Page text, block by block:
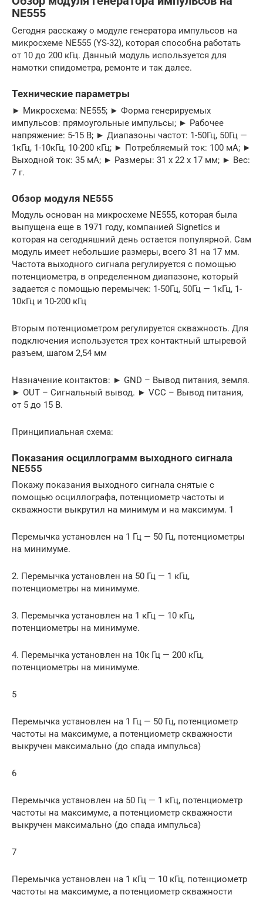
NE555
Сегодня расскажу о модуле генератора импульсов на
микросхеме NE555 (YS-32), которая способна работать
от 10 до 200 кГц. Данный модуль используется для
намотки спидометра, ремонте и так далее.
Технические параметры
► Микросхема: NE555; ► Форма генерируемых
импульсов: прямоугольные импульсы; ► Рабочее
напряжение: 5-15 В; ► Диапазоны частот: 1-50Гц, 50Гц —
1кГц, 1-10кГц, 10-200 кГц; ► Потребляемый ток: 100 мА; ►
Выходной ток: 35 мА; ► Размеры: 31 х 22 х 17 мм; ► Вес:
7 г.
Обзор модуля NE555
Модуль основан на микросхеме NE555, которая была
выпущена еще в 1971 году, компанией Signetics и
которая на сегодняшний день остается популярной. Сам
модуль имеет небольшие размеры, всего 31 на 17 мм.
Частота выходного сигнала регулируется с помощью
потенциометра, в определенном диапазоне, который
задается с помощью перемычек: 1-50Гц, 50Гц — 1кГц, 1-
10кГц и 10-200 кГц
Вторым потенциометром регулируется скважность. Для
подключения используется трех контактный штыревой
разъем, шагом 2,54 мм
Назначение контактов: ► GND – Вывод питания, земля.
► OUT – Сигнальный вывод. ► VCC – Вывод питания,
от 5 до 15 В.
Принципиальная схема:
Показания осциллограмм выходного сигнала
NE555
Покажу показания выходного сигнала снятые с
помощью осциллографа, потенциометр частоты и
скважности выкрутил на минимум и на максимум. 1
Перемычка установлен на 1 Гц — 50 Гц, потенциометры
на минимуме.
2. Перемычка установлен на 50 Гц — 1 кГц,
потенциометры на минимуме.
3. Перемычка установлен на 1 кГц — 10 кГц,
потенциометры на минимуме.
4. Перемычка установлен на 10к Гц — 200 кГц,
потенциометры на минимуме.
5
Перемычка установлен на 1 Гц — 50 Гц, потенциометр
частоты на максимуме, а потенциометр скважности
выкручен максимально (до спада импульса)
6
Перемычка установлен на 50 Гц — 1 кГц, потенциометр
частоты на максимуме, а потенциометр скважности
выкручен максимально (до спада импульса)
7
Перемычка установлен на 1 кГц — 10 кГц, потенциометр
частоты на максимуме, а потенциометр скважности